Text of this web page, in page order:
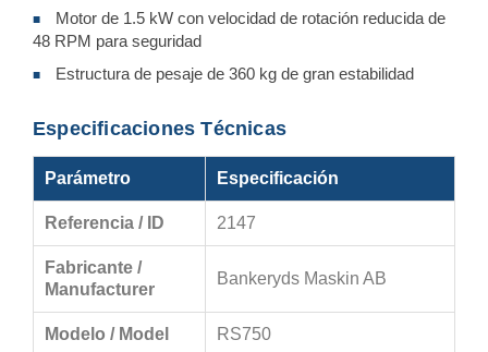
■
Motor de 1.5 kW con velocidad de rotación reducida de
48 RPM para seguridad
■ Estructura de pesaje de 360 kg de gran estabilidad
Especificaciones Técnicas
Parámetro Especificación
Referencia / ID 2147
Fabricante /
Manufacturer
Bankeryds Maskin AB
Modelo / Model RS750